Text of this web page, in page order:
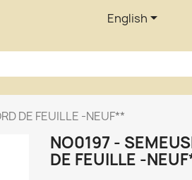
English
DE FEUILLE -NEUF**
NO0197 -
DE FEUILLE -